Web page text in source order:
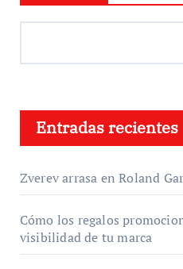
Entradas recientes
Zverev arrasa en Roland
Cómo los regalos
visibilidad de tu marca